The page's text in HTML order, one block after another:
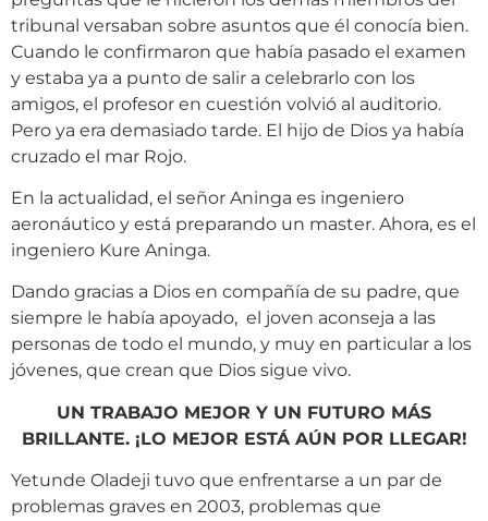
tribunal versaban sobre asuntos que él conocía bien.
Cuando le confirmaron que había pasado el examen
y estaba ya a punto de salir a celebrarlo con los
amigos, el profesor en cuestión volvió al auditorio.
Pero ya era demasiado tarde. El hijo de Dios ya había
cruzado el mar Rojo.
En la actualidad, el señor Aninga es ingeniero
aeronáutico y está preparando un master. Ahora, es el
ingeniero Kure Aninga.
Dando gracias a Dios en compañía de su padre, que
siempre le había apoyado, el joven aconseja a las
personas de todo el mundo, y muy en particular a los
jóvenes, que crean que Dios sigue vivo.
UN TRABAJO MEJOR Y UN FUTURO MÁS
BRILLANTE. ¡LO MEJOR ESTÁ AÚN POR LLEGAR!
Yetunde Oladeji tuvo que enfrentarse a un par de
problemas graves en 2003, problemas que